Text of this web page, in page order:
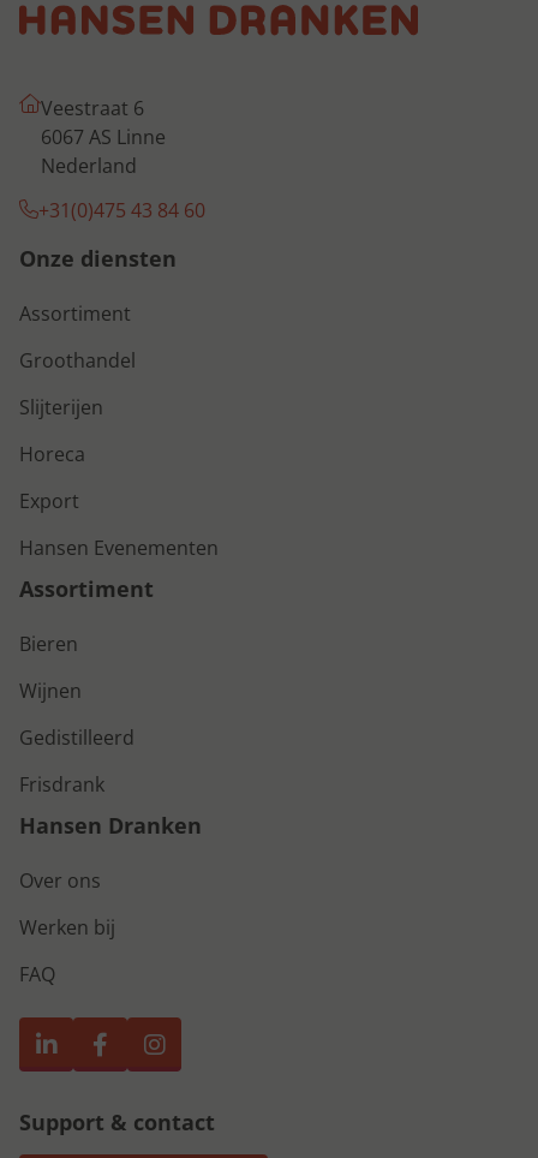
Veestraat 6
6067 AS Linne
Nederland
+31(0)475 43 84 60
Onze diensten
Assortiment
Groothandel
Slijterijen
Horeca
Export
Hansen Evenementen
Assortiment
Bieren
Wijnen
Gedistilleerd
Frisdrank
Hansen Dranken
Over ons
Werken bij
FAQ
Support & contact